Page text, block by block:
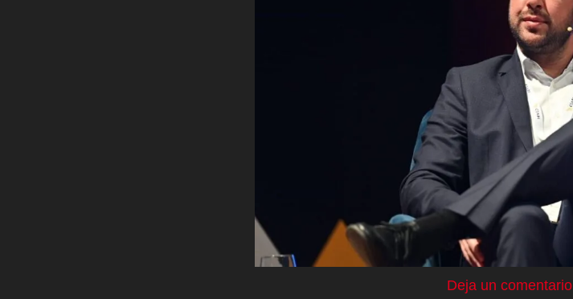
Deja un comentario